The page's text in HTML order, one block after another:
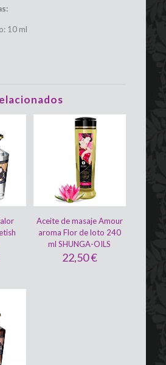
10 ml
Aceite de masaje Amour
aroma Flor de loto 240
ml SHUNGA-OILS
22,50€